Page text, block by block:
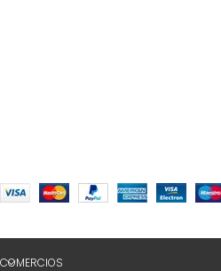
COMERCIOS